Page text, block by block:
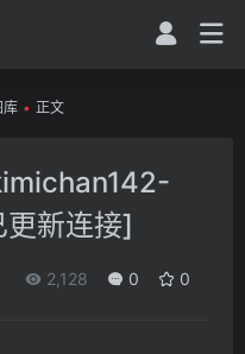
库 • 正文
新连接]
2,128 0 0